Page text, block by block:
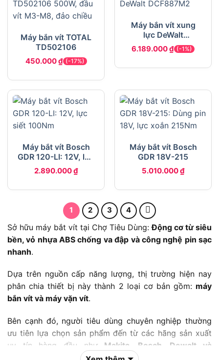
Máy bắn vít TOTAL
TD502106
450.000₫ (-17%)
Máy bắn vít xung
lực DeWalt
DCF887M2
6.189.000₫ (-1%)
Máy bắt vít Bosch
GDR 120-LI: 12V, lực
siết 100Nm
2.890.000₫
Máy bắt vít Bosch
GDR 18V-215
5.010.000₫
1 2 3 4
Sở hữu máy bắt vít tại Chợ Tiêu Dùng:Động cơ từ siêu
bền, vỏ nhựa ABS chống va đập và công nghệ pin sạc
nhanh.
Dựa trên nguồn cấp năng lượng, thị trường hiện nay
phân chia thiết bị này thành 2 loại cơ bản gồm: máy
bắn vít và máy vặn vít.
Bên cạnh đó, người tiêu dùng chuyên nghiệp thường
ưu tiên lựa chọn sản phẩm đến từ các hãng sản xuất
uy tín hàng đầu như Makita, Bosch, Dewalt và
để đảm bảo độ bền bỉ.